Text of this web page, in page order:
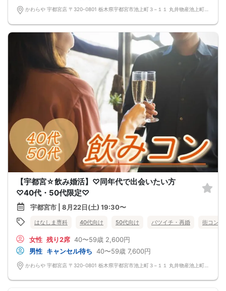
【宇都宮☆飲み婚活】♡同年代で出会いたい方
♡40代・50代限定♡
宇都宮市 | 8月22日(土) 19:30〜
はなしま専科 40代向け 50代向け バツイチ・再婚 街コン
女性 残り2席 40〜59歳 2,600円
男性 キャンセル待ち 40〜59歳 7,600円